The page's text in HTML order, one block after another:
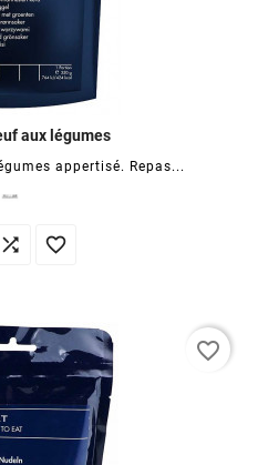
aux légumes
appertisé. Repas...
 
favorite_border